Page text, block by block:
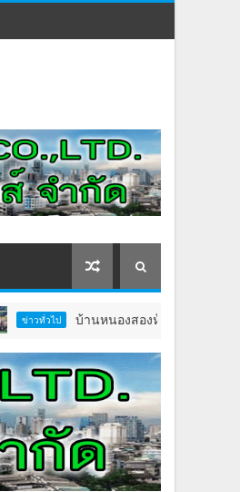
บ้านหนองสองห้องจัดใหญ่ “แห่เทียนพรร